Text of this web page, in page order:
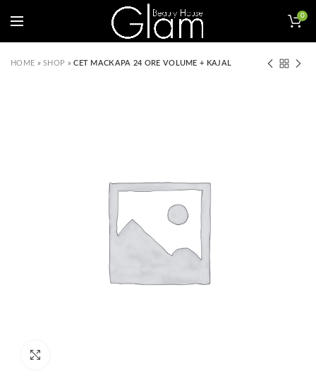
0
HOME »SHOP »СЕТ МАСКАРА 24 ORE VOLUME + KAJAL